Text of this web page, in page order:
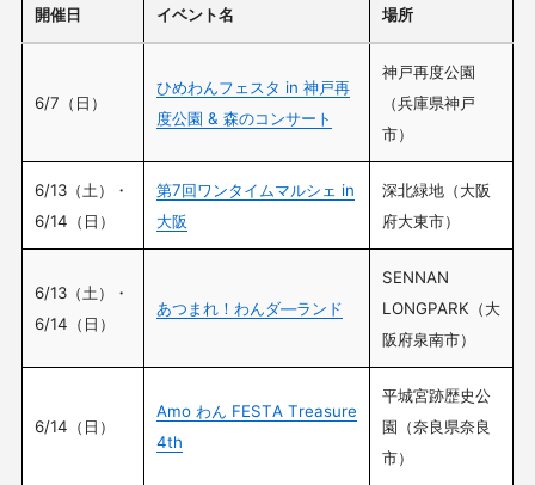
開催日 イベント名 場所
6/7（日）
ひめわんフェスタ in 神戸再
度公園 & 森のコンサート
神戸再度公園
（兵庫県神戸
市）
6/13（土）・
6/14（日）
第7回ワンタイムマルシェ in
大阪
深北緑地（大阪
府大東市）
6/13（土）・
6/14（日）
あつまれ！わんダ―ランド
SENNAN
LONGPARK（大
阪府泉南市）
6/14（日）
Amo わん FESTA Treasure
4th
平城宮跡歴史公
園（奈良県奈良
市）